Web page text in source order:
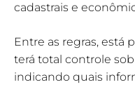
cadastrais e
Entre as regras, está
terá total controle
indicando quais